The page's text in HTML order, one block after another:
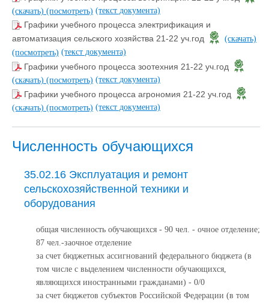
(скачать) (посмотреть) (текст документа)
Графики учебного процесса электрификация и
автоматизация сельского хозяйства 21-22 уч.год
(скачать)
(посмотреть) (текст документа)
Графики учебного процесса зоотехния 21-22 уч.год
(скачать) (посмотреть) (текст документа)
Графики учебного процесса агрономия 21-22 уч.год
(скачать) (посмотреть) (текст документа)
Численность обучающихся
35.02.16 Эксплуатация и ремонт
сельскохозяйственной техники и
оборудования
общая численность обучающихся - 90 чел. - очное отделение;
87 чел.-заочное отделение
за счет бюджетных ассигнований федерального бюджета (в
том числе с выделением численности обучающихся,
являющихся иностранными гражданами) - 0/0
за счет бюджетов субъектов Российской Федерации (в том